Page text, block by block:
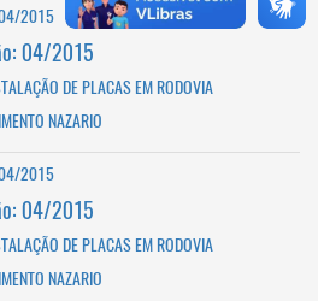
04/2015
04/2015
DE PLACAS EM RODOVIA
NAZARIO
04/2015
04/2015
DE PLACAS EM RODOVIA
NAZARIO